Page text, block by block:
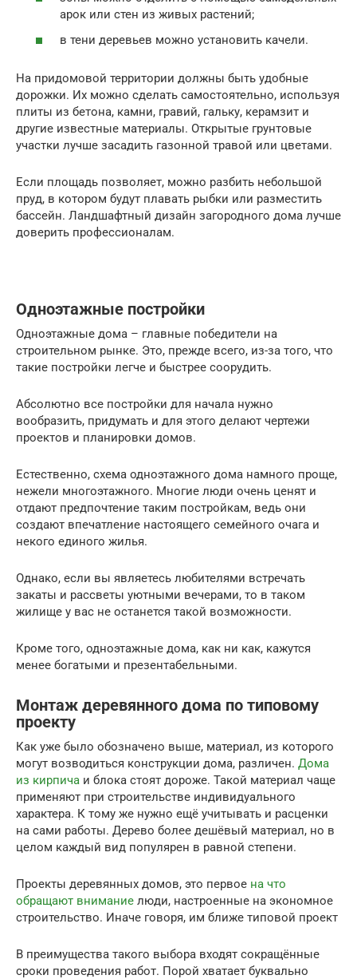
арок или стен из живых растений;
в тени деревьев можно установить качели.
На придомовой территории должны быть удобные
дорожки. Их можно сделать самостоятельно, используя
плиты из бетона, камни, гравий, гальку, керамзит и
другие известные материалы. Открытые грунтовые
участки лучше засадить газонной травой или цветами.
Если площадь позволяет, можно разбить небольшой
пруд, в котором будут плавать рыбки или разместить
бассейн. Ландшафтный дизайн загородного дома лучше
доверить профессионалам.
Одноэтажные постройки
Одноэтажные дома – главные победители на
строительном рынке. Это, прежде всего, из-за того, что
такие постройки легче и быстрее соорудить.
Абсолютно все постройки для начала нужно
вообразить, придумать и для этого делают чертежи
проектов и планировки домов.
Естественно, схема одноэтажного дома намного проще,
нежели многоэтажного. Многие люди очень ценят и
отдают предпочтение таким постройкам, ведь они
создают впечатление настоящего семейного очага и
некого единого жилья.
Однако, если вы являетесь любителями встречать
закаты и рассветы уютными вечерами, то в таком
жилище у вас не останется такой возможности.
Кроме того, одноэтажные дома, как ни как, кажутся
менее богатыми и презентабельными.
Монтаж деревянного дома по типовому
проекту
Как уже было обозначено выше, материал, из которого
могут возводиться конструкции дома, различен. Дома
из кирпича и блока стоят дороже. Такой материал чаще
применяют при строительстве индивидуального
характера. К тому же нужно ещё учитывать и расценки
на сами работы. Дерево более дешёвый материал, но в
целом каждый вид популярен в равной степени.
Проекты деревянных домов, это первое на что
обращают внимание люди, настроенные на экономное
строительство. Иначе говоря, им ближе типовой проект
В преимущества такого выбора входят сокращённые
сроки проведения работ. Порой хватает буквально